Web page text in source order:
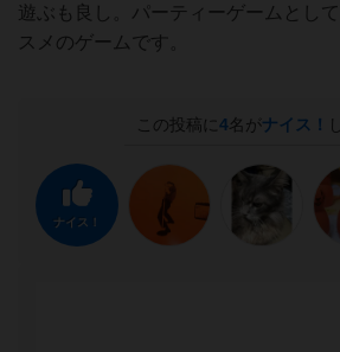
遊ぶも良し。パーティーゲームとし
スメのゲームです。
この投稿に 4名がナイス！
ナイス！